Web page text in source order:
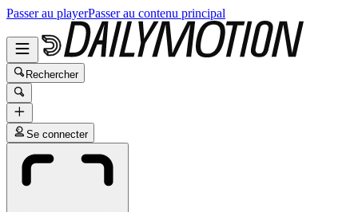
Passer au playerPasser au contenu principal
Rechercher
Se connecter